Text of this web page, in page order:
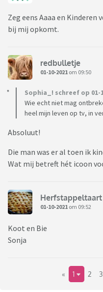
Zeg eens Aaaa en
bij mij opkomt.
redbulletje
01-10-2021 om 09:50
Sophia_! schreef op 01-
Wie echt niet mag
heel mijn leven op tv, in
Absoluut!
Die man was er al toen ik
Wat mij betreft hét icoon
Herfstappeltaart
01-10-2021 om 09:52
Koot en Bie
Sonja
« 1 2 3